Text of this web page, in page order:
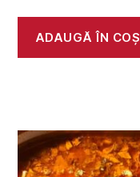
ADAUGĂ ÎN COȘ